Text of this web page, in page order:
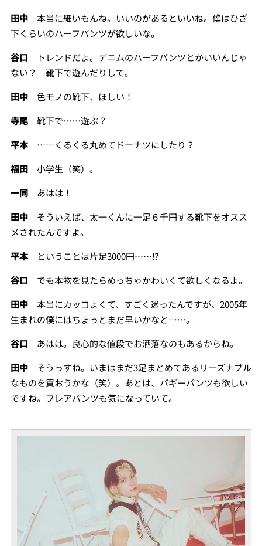
田中本当に細いもんね。いいのがあるといいね。僕はひざ
下くらいのハーフパンツが欲しいな。
谷口 トレンドだよ。デニムのハーフパンツとかいいんじゃ
ない？ 靴下で遊んだりして。
田中色モノの靴下、ほしい！
寺尾靴下で……遊ぶ？
平本……くるくる丸めてドーナツにしたり？
福田小学生（笑）。
一同あはは！
田中そういえば、太一くんに一足６千円する靴下をオスス
メされたんですよ。
平本ということは片足3000円……⁉
谷口 でも本物を見たらめっちゃかわいくて欲しくなるよ。
田中本当にカッコよくて、すごく迷ったんですが、2005年
生まれの僕にはちょっとまだ早いかなと……。
谷口 あはは。良心的な値段でお洒落なのもあるからね。
田中そうっすね。いまはまだ3足まとめてあるリーズナブル
なものを買おうかな（笑）。あとは、バギーパンツも欲しい
ですね。フレアパンツも気になっていて。